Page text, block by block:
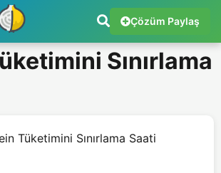
Çözüm Paylaş
Sınırlama
Tüketimini Sınırlama Saati